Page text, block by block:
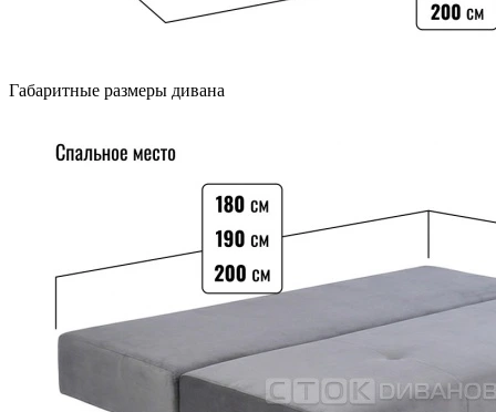
Габаритные размеры дивана